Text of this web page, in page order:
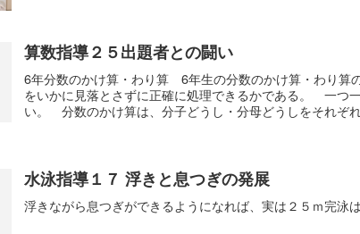
算数指導２５出題者との闘い
6年分数のかけ算・わり算 6年生の分数のかけ算・わり算
をいかに見落とさずに正確に処理できるかである。 一つ
い。 分数のかけ算は、分子どうし・分母どうしをそれぞ
水泳指導１７ 浮きと息つぎの発展
浮きながら息つぎができるようになれば、実は２５ｍ完泳